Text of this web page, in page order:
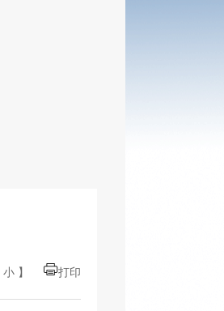
小 】 打印